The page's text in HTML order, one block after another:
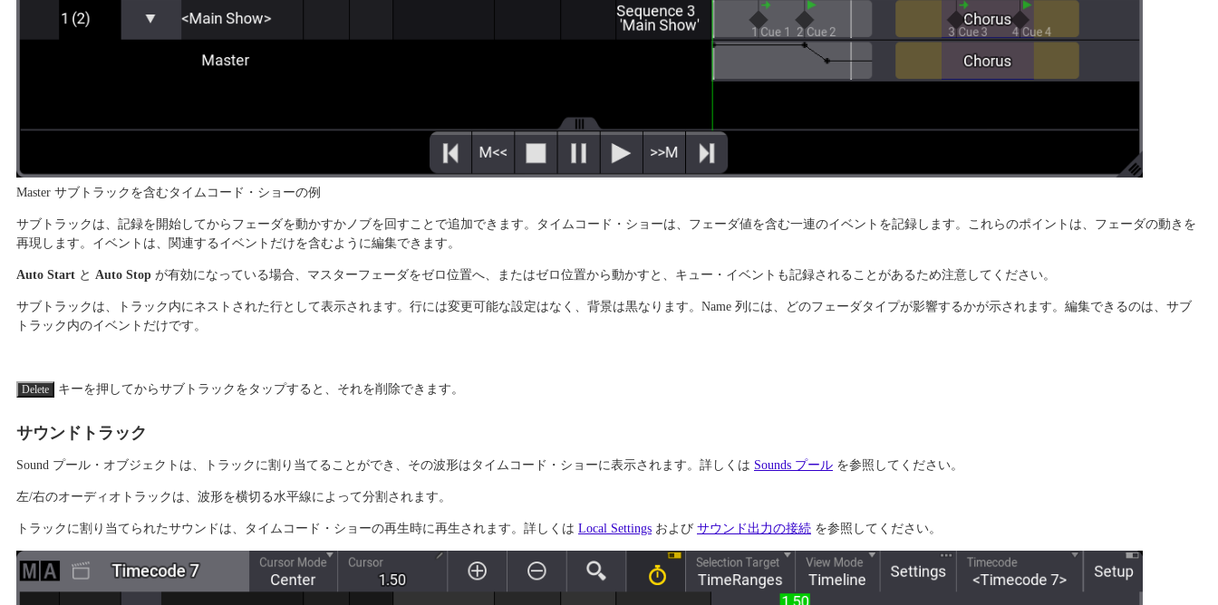
Master サブトラックを含むタイムコード・ショーの例
サブトラックは、記録を開始してからフェーダを動かすかノブを回すことで追加できます。タイムコード・ショーは、フェーダ値を含む一連のイベントを記録します。これらのポイントは、フェーダの動きを
再現します。イベントは、関連するイベントだけを含むように編集できます。
Auto Start と Auto Stop が有効になっている場合、マスターフェーダをゼロ位置へ、またはゼロ位置から動かすと、キュー・イベントも記録されることがあるため注意してください。
サブトラックは、トラック内にネストされた行として表示されます。行には変更可能な設定はなく、背景は黒なります。Name 列には、どのフェーダタイプが影響するかが示されます。編集できるのは、サブ
トラック内のイベントだけです。
Delete キーを押してからサブトラックをタップすると、それを削除できます。
サウンドトラック
Sound プール・オブジェクトは、トラックに割り当てることができ、その波形はタイムコード・ショーに表示されます。詳しくは Sounds プール を参照してください。
左/右のオーディオトラックは、波形を横切る水平線によって分割されます。
トラックに割り当てられたサウンドは、タイムコード・ショーの再生時に再生されます。詳しくは Local Settings および サウンド出力の接続 を参照してください。